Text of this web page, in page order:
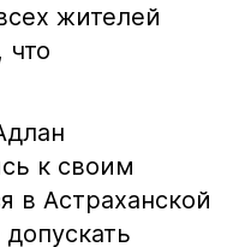
жителей
что
к своим
в Астраханской